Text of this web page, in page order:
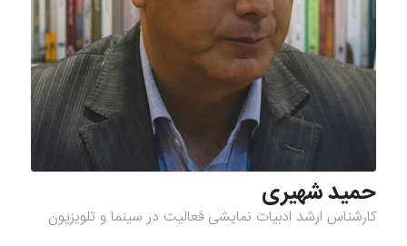
حمید شهیری
کارشناس ارشد ادبیات نمایشی فعالیت در سینما و تلویزیون